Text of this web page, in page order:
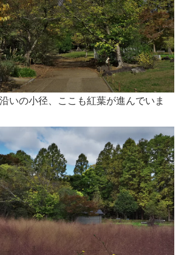
いの小径、ここも紅葉が進んでいま